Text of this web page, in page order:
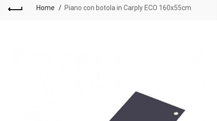
Home Piano con botola in Carply ECO 160x55cm